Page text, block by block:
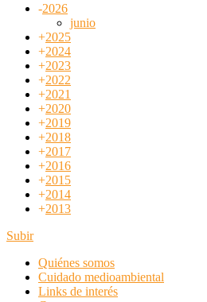
-2026
junio
+2025
+2024
+2023
+2022
+2021
+2020
+2019
+2018
+2017
+2016
+2015
+2014
+2013
Subir
Quiénes somos
Cuidado medioambiental
Links de interés